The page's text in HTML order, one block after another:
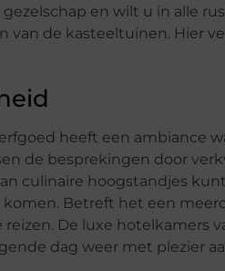
en wilt u in alle
de kasteeltuinen. Hier
heeft een ambiance
de besprekingen door
culinaire hoogstandjes
Betreft het een
De luxe hotelkamers
dag weer met plezier